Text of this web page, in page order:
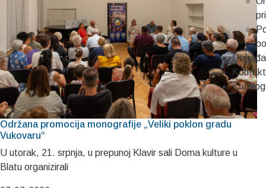
Kontakt
Katalog
Održana promocija monografije „Veliki poklon gradu
Vukovaru“
U utorak, 21. srpnja, u prepunoj Klavir sali Doma kulture u
Blatu organizirali